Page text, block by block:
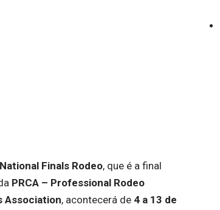
Finals Rodeo, que é a final
PRCA – Professional Rodeo
Association, acontecerá de 4 a 13 de